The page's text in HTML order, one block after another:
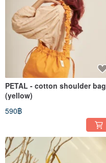
PETAL - cotton shoulder bag
(yellow)
590฿